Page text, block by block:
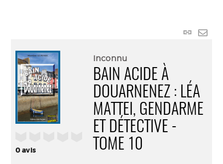
Lien
0avis
Inconnu
BAIN ACIDE À
DOUARNENEZ : LÉA
MATTEI, GENDARME
ET DÉTECTIVE -
TOME 10